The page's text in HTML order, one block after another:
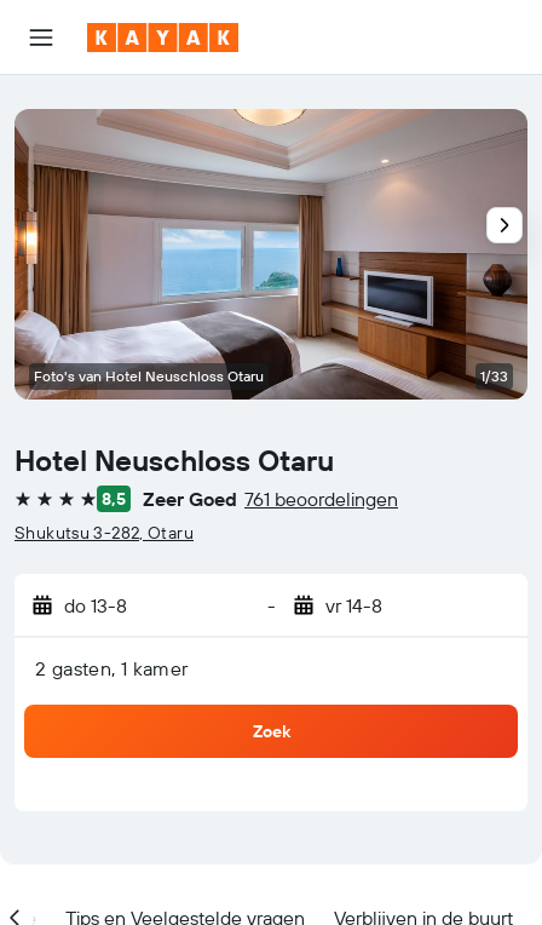
Hotel Neuschloss Otaru
4 sterren 8,5 Zeer Goed 761 beoordelingen
Shukutsu 3-282, Otaru
do 13-8 - vr 14-8
2 gasten, 1 kamer
Zoek
Foto's van Hotel Neuschloss Otaru 1/33
Tips en Veelgestelde vragen Verblijven in de buurt